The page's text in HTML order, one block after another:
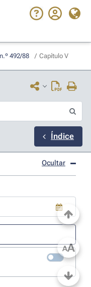
492/88 / Capítulo V
Índice
Ocultar
o calendário; Use as
AA